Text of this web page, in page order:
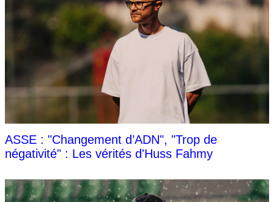
ASSE : "Changement d’ADN", "Trop de
négativité" : Les vérités d'Huss Fahmy